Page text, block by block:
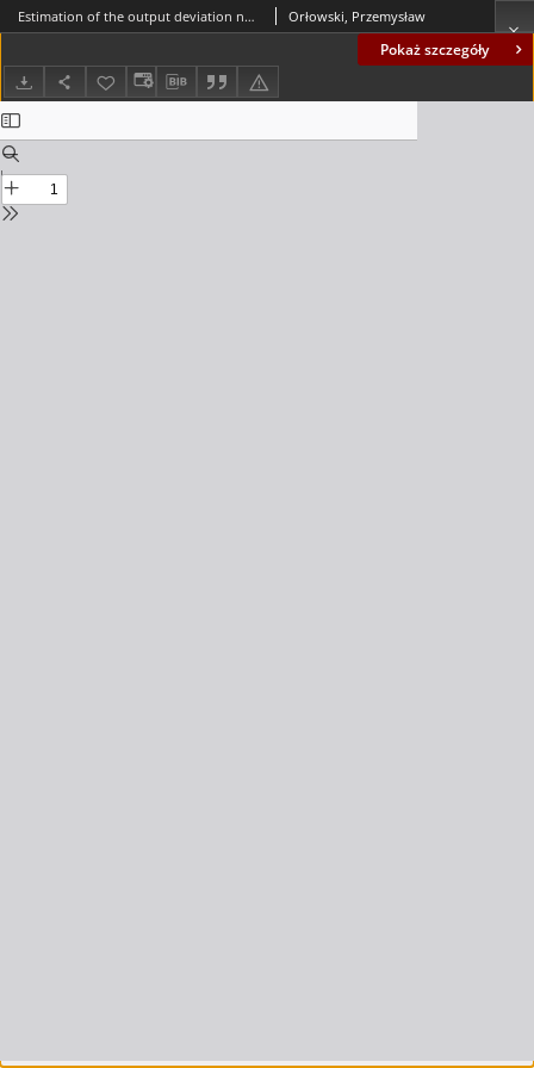
Pokaż szczegóły
Estimation of the output deviation norm for uncertain, discrete-time nonlinear systems in a state dependent form Orłowski, Przemysław